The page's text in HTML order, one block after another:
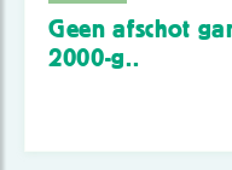
Geen afschot
2000-g..